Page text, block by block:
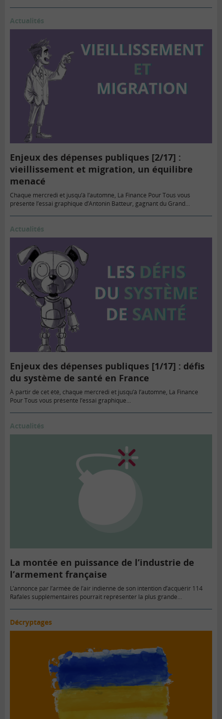
Actualités
Enjeux des dépenses publiques [2/17] :
vieillissement et migration, un équilibre
menacé
Chaque mercredi et jusqu’à l’automne, La Finance Pour Tous vous
présente l’essai graphique d’Antonin Batteur, gagnant du Grand…
Actualités
Enjeux des dépenses publiques [1/17] : défis
du système de santé en France
À partir de cet été, chaque mercredi et jusqu’à l’automne, La Finance
Pour Tous vous présente l’essai graphique…
Actualités
La montée en puissance de l’industrie de
l’armement française
L’annonce par l’armée de l’air indienne de son intention d’acquérir 114
Rafales supplémentaires pourrait représenter la plus grande…
Décryptages